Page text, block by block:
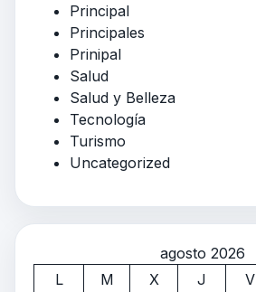
Principal
Principales
Prinipal
Salud
Salud y Belleza
Tecnología
Turismo
Uncategorized
agosto 2026
L
M X J V